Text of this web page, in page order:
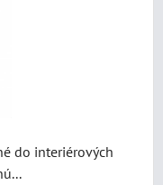
do interiérových